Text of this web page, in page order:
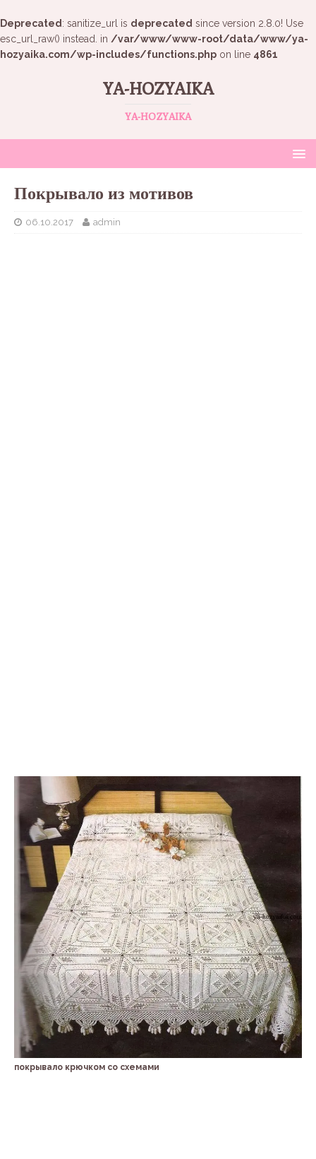
Deprecated : sanitize_url is deprecated since version 2.8.0! Use
esc_url_raw() instead. in /var/www/www-root/data/www/ya-
hozyaika.com/wp-includes/functions.php on line 4861
YA-HOZYAIKA
YA-HOZYAIKA
Покрывало из мотивов
06.10.2017 admin
покрывало крючком со схемами